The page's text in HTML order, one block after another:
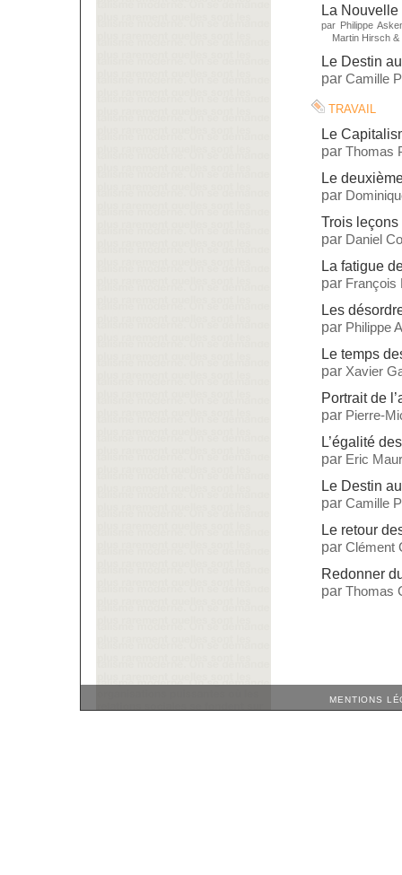
La
par Philippe
Martin Hirsch &
Le Destin
par Camille
travail
Le
par Thomas
Le
par
Trois
par Daniel
La fatigue
par François
Les
par Philippe
Le temps
par Xavier
Portrait de
par Pierre-
L’égalité
par Eric
Le Destin
par Camille
Le retour
par Clément
Redonner
par Thomas
MENTIONS